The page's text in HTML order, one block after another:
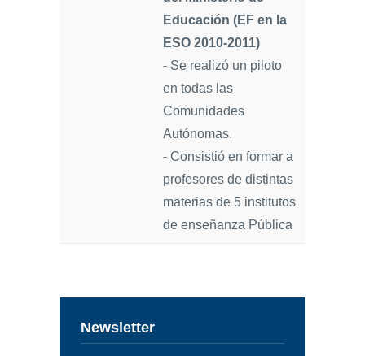
Educación (EF en la
ESO 2010-2011)
- Se realizó un piloto
en todas las
Comunidades
Autónomas.
- Consistió en formar a
profesores de distintas
materias de 5 institutos
de enseñanza Pública
Newsletter